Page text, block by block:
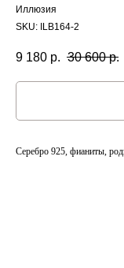
Иллюзия
SKU: ILB164-2
9 180 р. 30 600 р.
Серебро 925, фианиты,